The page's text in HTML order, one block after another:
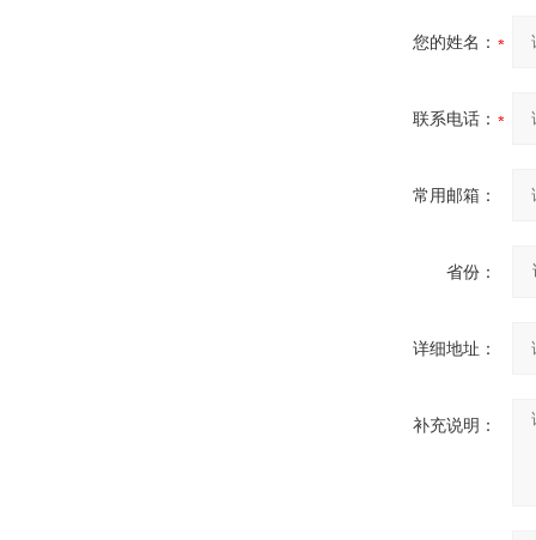
您的姓名：
联系电话：
常用邮箱：
省份：
详细地址：
补充说明：